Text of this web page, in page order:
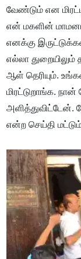
வேண்டும் என
என் மகளின்
எனக்கு
எல்லா
ஆள் தெரியும்.
மிரட்டுறாங்க.
அளித்துவிட்டேன்.
என்ற செய்தி